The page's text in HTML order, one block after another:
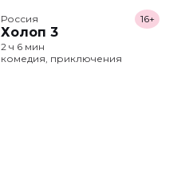
Россия
Холоп 3
16+
2 ч 6 мин
комедия, приключения